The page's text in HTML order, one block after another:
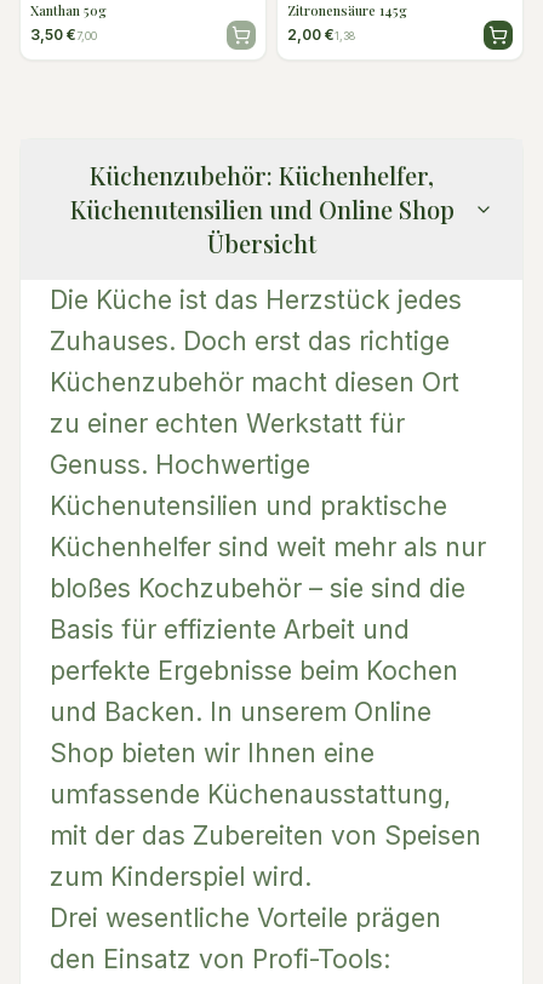
Xanthan 50g
3,50 €7,00
Zitronensäure 145g
2,00 €1,38
Küchenzubehör: Küchenhelfer,
Küchenutensilien und Online Shop
Übersicht
Die Küche ist das Herzstück jedes
Zuhauses. Doch erst das richtige
Küchenzubehör macht diesen Ort
zu einer echten Werkstatt für
Genuss. Hochwertige
Küchenutensilien und praktische
Küchenhelfer sind weit mehr als nur
bloßes Kochzubehör – sie sind die
Basis für effiziente Arbeit und
perfekte Ergebnisse beim Kochen
und Backen. In unserem Online
Shop bieten wir Ihnen eine
umfassende Küchenausstattung,
mit der das Zubereiten von Speisen
zum Kinderspiel wird.
Drei wesentliche Vorteile prägen
den Einsatz von Profi-Tools: